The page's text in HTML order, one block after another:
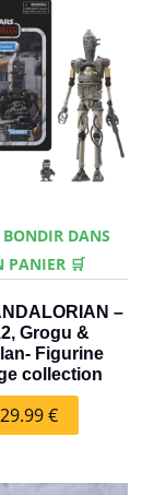
BONDIR DANS
PANIER 🛒
–
Grogu &
Figurine
collection
29.99€